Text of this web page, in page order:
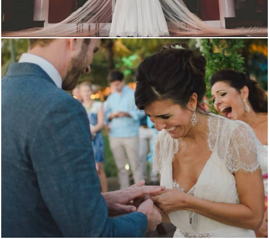
2180 0